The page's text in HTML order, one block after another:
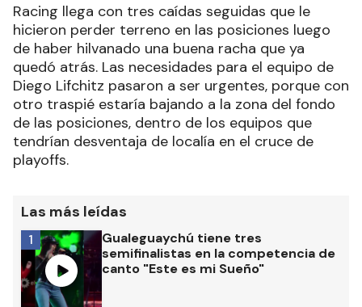
Racing llega con tres caídas seguidas que le
hicieron perder terreno en las posiciones luego
de haber hilvanado una buena racha que ya
quedó atrás. Las necesidades para el equipo de
Diego Lifchitz pasaron a ser urgentes, porque con
otro traspié estaría bajando a la zona del fondo
de las posiciones, dentro de los equipos que
tendrían desventaja de localía en el cruce de
playoffs.
Las más leídas
Gualeguaychú tiene tres
semifinalistas en la competencia de
canto "Este es mi Sueño"
1